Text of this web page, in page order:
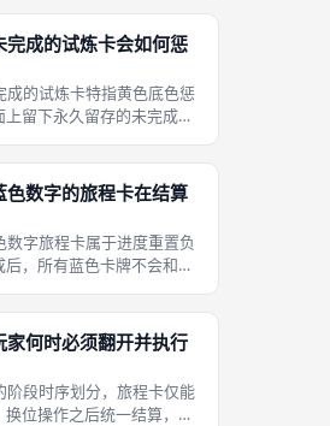
罚标记，阵营归属也不会
仅
完成的试炼卡会如何惩
成的试炼卡特指黄色底色惩
留下永久留存的未完成试
立胜利条件，惩罚效果全
局分
色数字的旅程卡在结算
数字旅程卡属于进度重置负
，所有蓝色卡牌不会和绿
于放底部的绿色卡、放顶
制
家何时必须翻开并执行
阶段时序划分，旅程卡仅能
位操作之后统一结算，单